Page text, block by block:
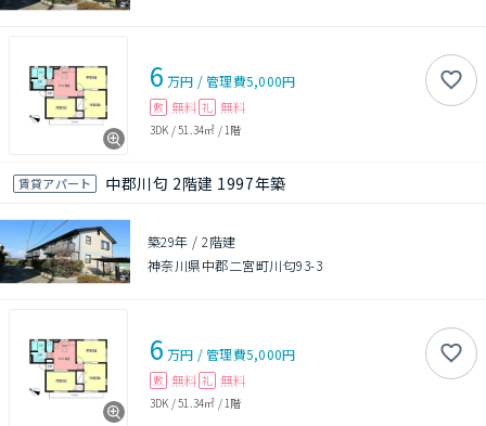
6 万円 /管理費5,000円
敷 無料 礼 無料
3DK /51.34㎡ / 1階
賃貸アパート 中郡川匂 2階建 1997年築
築29年 /2階建
神奈川県中郡二宮町川匂93-3
6 万円 /管理費5,000円
敷 無料 礼 無料
3DK /51.34㎡ / 1階